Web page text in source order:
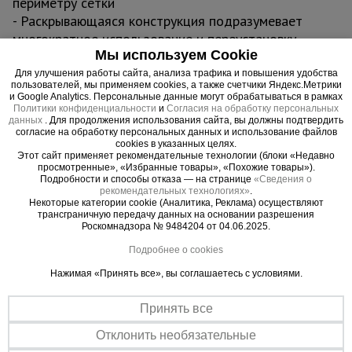
- Раскрывающаяся конструкция подразумевает
многократное использование и переустановку
- Простота и легкость в сборке без каких-либо
усилий
- Предотвращение разрыва и повреждения сетки
в местах крепления
- Можно использовать при любых погодных
условиях
- Качественный материал
Важные преимущества –
эффективная работа
Легкая установка
Простая система крепления по типу защелки быстро фиксирует
сетку и не повреждает ее
Мы используем Cookie
Для улучшения работы сайта, анализа трафика и повышения удобства
пользователей, мы применяем cookies, а также счетчики Яндекс.Метрики
и Google Analytics. Персональные данные могут обрабатываться в рамках
Политики конфиденциальности и Согласия на обработку персональных
данных . Для продолжения использования сайта, вы должны подтвердить
согласие на обработку персональных данных и использование файлов
cookies в указанных целях.
Этот сайт применяет рекомендательные технологии (блоки «Недавно
просмотренные», «Избранные товары», «Похожие товары»).
Подробности и способы отказа — на странице «Сведения о
рекомендательных технологиях».
Некоторые категории cookie (Аналитика, Реклама) осуществляют
трансграничную передачу данных на основании разрешения
Роскомнадзора № 9484204 от 04.06.2025.
Подробнее о cookies
Нажимая «Принять все», вы соглашаетесь с условиями.
Принять все
Отклонить необязательные